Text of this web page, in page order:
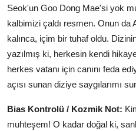
Seok'un Goo Dong Mae'si yok
kalbimizi çaldı resmen. Onun da
kalınca, içim bir tuhaf oldu.
yazılmış ki, herkesin kendi
herkes vatanı için canını feda
açısı sunan diziye saygılarımı
Bias Kontrolü / Kozmik Not:
muhteşem! O kadar doğal ki,